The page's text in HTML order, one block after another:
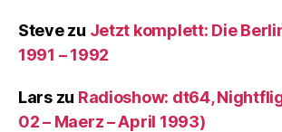
Stevezu Jetzt komplett: Die
1991 – 1992
Larszu Radioshow: dt64,
02 – Maerz – April 1993)